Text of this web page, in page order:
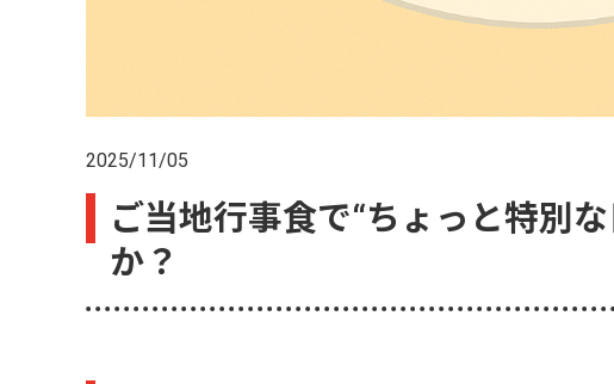
2025/11/05
ご当地行事食で“ちょっと特別
か？